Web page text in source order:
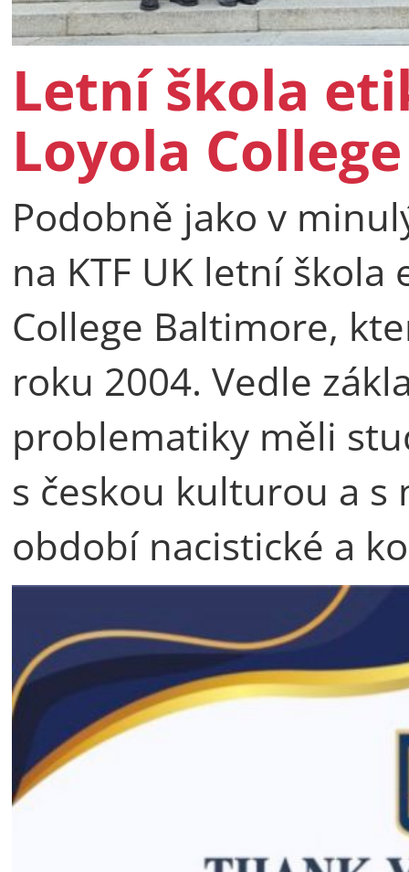
Letní škola
Loyola
Podobně jako v
na KTF UK letní
College Baltimore,
roku 2004. Vedle
problematiky měli
s českou kulturou a
období nacistické a